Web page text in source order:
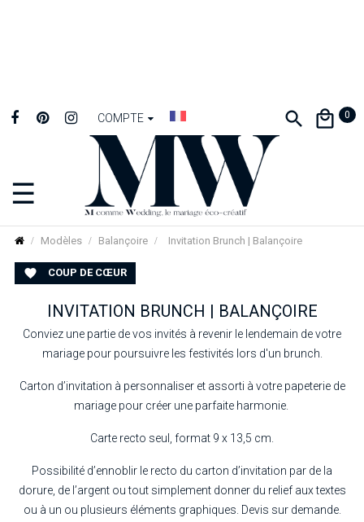
COMPTE 0
Basculer
la
navigation
☰
Modèles Balançoire Invitation Brunch | Balançoire
 COUP DE CŒUR
INVITATION BRUNCH | BALANÇOIRE
Conviez une partie de vos invités à revenir le lendemain de votre
mariage pour poursuivre les festivités lors d'un brunch.
Carton d’invitation à personnaliser et assorti à votre papeterie de
mariage pour créer une parfaite harmonie.
Carte recto seul, format 9 x 13,5 cm.
Possibilité d’ennoblir le recto du carton d’invitation par de la
dorure, de l’argent ou tout simplement donner du relief aux textes
ou à un ou plusieurs éléments graphiques. Devis sur demande.